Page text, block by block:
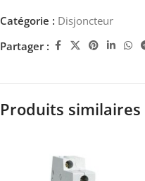
Catégorie : Disjoncteur
Partager :
Produits similaires